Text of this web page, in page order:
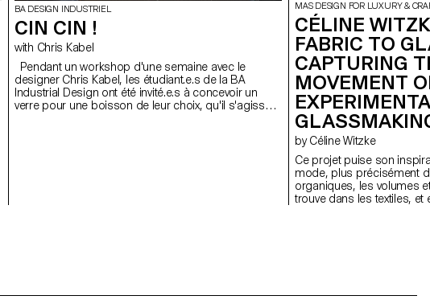
BA DESIGN INDUSTRIEL
CIN CIN !
with Chris Kabel
designer Chris Kabel, les étudiant.e.s de la BA
Industrial Design ont été invité.e.s à concevoir un
verre pour une boisson de leur choix, qu'il s'agisse
MAS DESIGN FOR LUXURY &
CÉLINE
FABRIC TO
CAPTURING
MOVEMENT
by Céline Witzke
Ce projet puise son
mode, plus précisément
organiques, les volumes
trouve dans les textiles,